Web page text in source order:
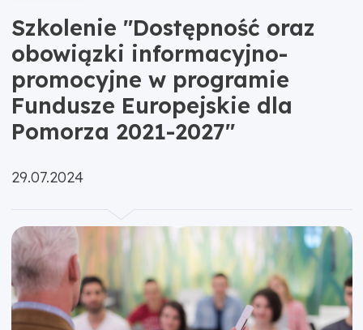
Szkolenie "Dostępność oraz
obowiązki informacyjno-
promocyjne w programie
Fundusze Europejskie dla
Pomorza 2021-2027"
Opublikowano:
29.07.2024